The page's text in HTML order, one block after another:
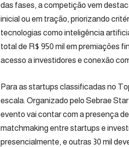
das fases, a competição vem
inicial ou em tração, priorizando
tecnologias como inteligência
total de R$ 950 mil em premiações
acesso a investidores e conexão
Para as startups classificadas no
escala. Organizado pelo Sebrae
evento vai contar com a presença
matchmaking entre startups e
presencialmente, e outras 30 mil